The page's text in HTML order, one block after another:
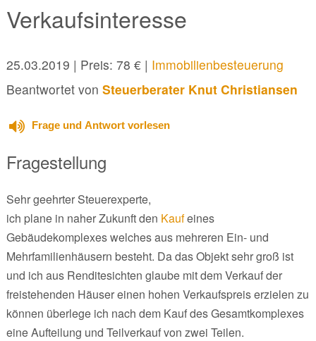
Verkaufsinteresse
25.03.2019 | Preis: 78 € | Immobilienbesteuerung
Beantwortet von Steuerberater Knut Christiansen
Frage und Antwort vorlesen
Fragestellung
Sehr geehrter Steuerexperte,
ich plane in naher Zukunft den Kaufeines
Gebäudekomplexes welches aus mehreren Ein- und
Mehrfamilienhäusern besteht. Da das Objekt sehr groß ist
und ich aus Renditesichten glaube mit dem Verkauf der
freistehenden Häuser einen hohen Verkaufspreis erzielen zu
können überlege ich nach dem Kauf des Gesamtkomplexes
eine Aufteilung und Teilverkauf von zwei Teilen.